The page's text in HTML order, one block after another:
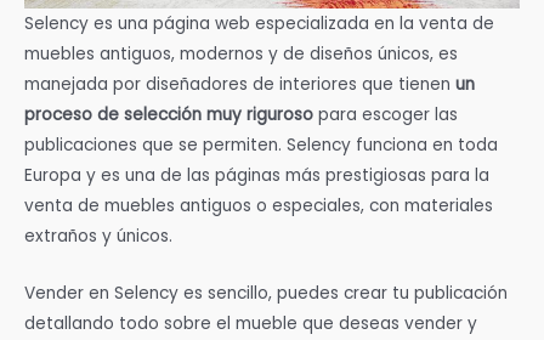
Selency es una página web especializada en la venta de
muebles antiguos, modernos y de diseños únicos, es
manejada por diseñadores de interiores que tienen un
proceso de selección muy riguroso para escoger las
publicaciones que se permiten. Selency funciona en toda
Europa y es una de las páginas más prestigiosas para la
venta de muebles antiguos o especiales, con materiales
extraños y únicos.
Vender en Selency es sencillo, puedes crear tu publicación
detallando todo sobre el mueble que deseas vender y